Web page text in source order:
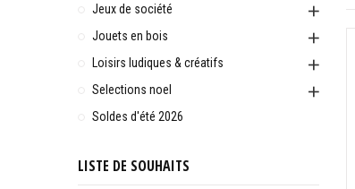
Jeux de société
Jouets en bois
Loisirs ludiques & créatifs
Selections noel
Soldes d'été 2026
LISTE DE SOUHAITS